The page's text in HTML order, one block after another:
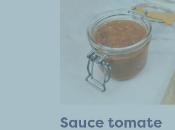
Sauce tomate